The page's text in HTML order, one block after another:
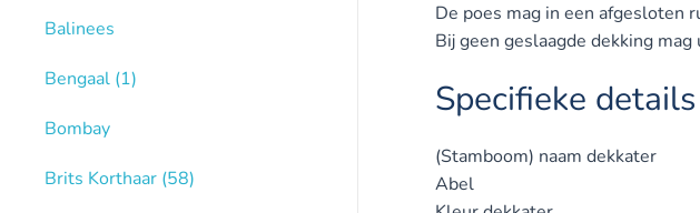
De poes mag in een afgesloten
Bij geen geslaagde dekking
Specifieke details
(Stamboom) naam dekkater
Abel
Balinees
Bengaal (1)
Bombay
Brits Korthaar (58)